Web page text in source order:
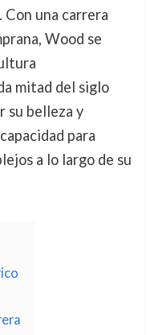
una carrera
Wood se
mitad del siglo
su belleza y
para
a lo largo de su